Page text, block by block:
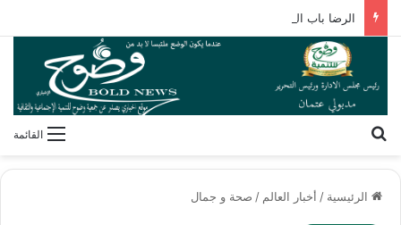
الرضا باب الله الأعظم.. رسالة إيمانية لكل مسلم ومسلمة
القائمة
الرئيسية / أخبار العالم / صحة و جمال